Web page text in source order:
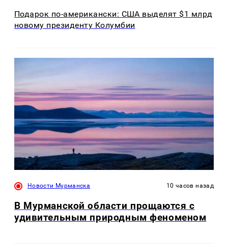
Подарок по-американски: США выделят $1 млрд
новому президенту Колумбии
Новости Мурманска 10 часов назад
В Мурманской области прощаются с
удивительным природным феноменом